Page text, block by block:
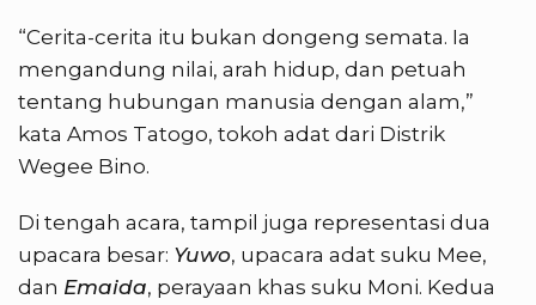
“Cerita-cerita itu bukan dongeng semata. Ia
mengandung nilai, arah hidup, dan petuah
tentang hubungan manusia dengan alam,”
kata Amos Tatogo, tokoh adat dari Distrik
Wegee Bino.
Di tengah acara, tampil juga representasi dua
upacara besar: Yuwo, upacara adat suku Mee,
dan Emaida, perayaan khas suku Moni. Kedua